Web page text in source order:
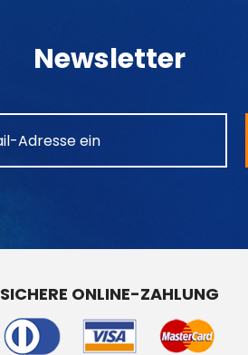
Newsletter
SICHERE ONLINE-ZAHLUNG